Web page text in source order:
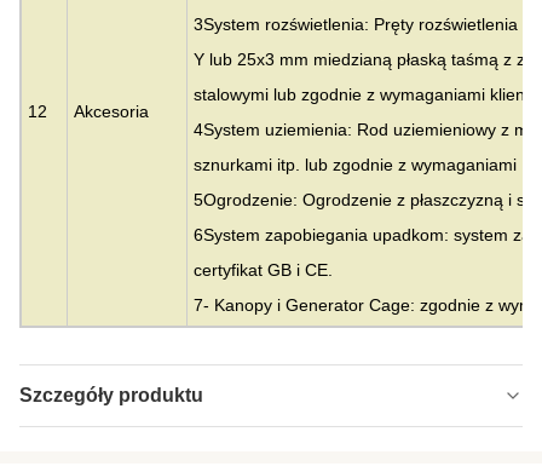
12 Akcesoria
3System rozświetlenia: Pręty rozświetlenia z
Y lub 25x3 mm miedzianą płaską taśmą z
stalowymi lub zgodnie z wymaganiami
4System uziemienia: Rod uziemieniowy z
sznurkami itp. lub zgodnie z wymaganiami
5Ogrodzenie: Ogrodzenie z płaszczyzną i
6System zapobiegania upadkom: system
certyfikat GB i CE.
7- Kanopy i Generator Cage: zgodnie z
Szczegóły produktu